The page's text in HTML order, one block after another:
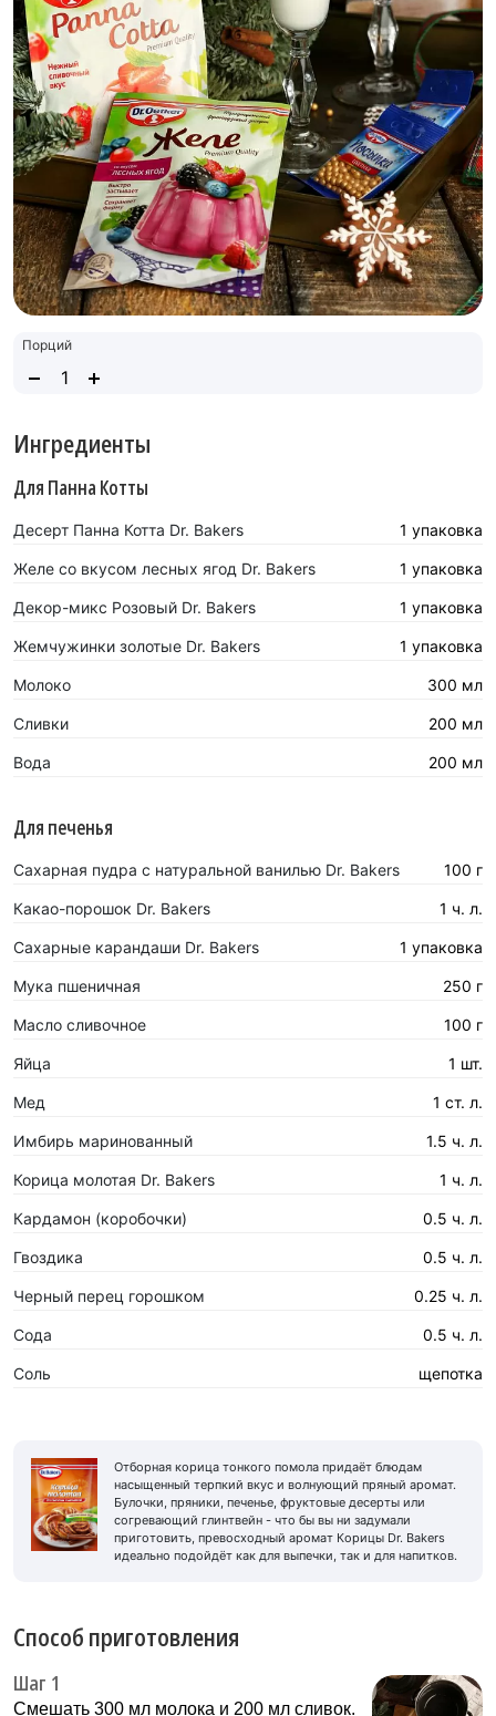
Порций
Ингредиенты
Для Панна Котты
Десерт Панна Котта Dr. Bakers 1 упаковка
Желе со вкусом лесных ягод Dr. Bakers 1 упаковка
Декор-микс Розовый Dr. Bakers 1 упаковка
Жемчужинки золотые Dr. Bakers 1 упаковка
Молоко 300 мл
Сливки 200 мл
Вода 200 мл
Для печенья
Сахарная пудра с натуральной ванилью Dr. Bakers 100 г
Какао-порошок Dr. Bakers 1 ч. л.
Сахарные карандаши Dr. Bakers 1 упаковка
Мука пшеничная 250 г
Масло сливочное 100 г
Яйца 1 шт.
Мед 1 ст. л.
Имбирь маринованный 1.5 ч. л.
Корица молотая Dr. Bakers 1 ч. л.
Кардамон (коробочки) 0.5 ч. л.
Гвоздика 0.5 ч. л.
Черный перец горошком 0.25 ч. л.
Сода 0.5 ч. л.
Соль щепотка
Отборная корица тонкого помола придаёт блюдам
насыщенный терпкий вкус и волнующий пряный аромат.
Булочки, пряники, печенье, фруктовые десерты или
согревающий глинтвейн - что бы вы ни задумали
приготовить, превосходный аромат Корицы Dr. Bakers
идеально подойдёт как для выпечки, так и для напитков.
Способ приготовления
Шаг 1
Смешать 300 мл молока и 200 мл сливок.